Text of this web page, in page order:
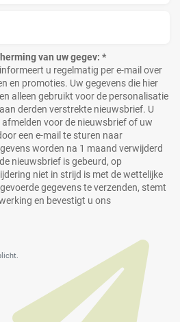
van uw gegev: *
u regelmatig per e-mail over
en promoties. Uw gegevens die hier
alleen gebruikt voor de personalisatie
derden verstrekte nieuwsbrief. U
voor de nieuwsbrief of uw
een e-mail te sturen naar
worden na 1 maand verwijderd
nieuwsbrief is gebeurd, op
niet in strijd is met de wettelijke
gegevens te verzenden, stemt
en bevestigt u ons